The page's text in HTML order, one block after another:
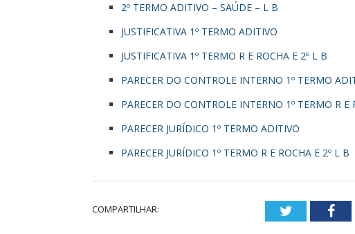
2º TERMO ADITIVO – SAÚDE – L B
JUSTIFICATIVA 1º TERMO ADITIVO
JUSTIFICATIVA 1º TERMO R E ROCHA E 2º L B
PARECER DO CONTROLE INTERNO 1º TERMO
PARECER DO CONTROLE INTERNO 1º TERMO R E
PARECER JURÍDICO 1º TERMO ADITIVO
PARECER JURÍDICO 1º TERMO R E ROCHA E 2º L B
COMPARTILHAR: Twitter